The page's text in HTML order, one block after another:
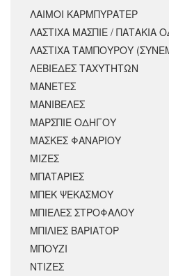
ΛΑΙΜΟΙ ΚΑΡΜΠΥΡΑΤΕΡ
ΛΑΣΤΙΧΑ ΜΑΣΠΙΕ /
ΛΑΣΤΙΧΑ ΤΑΜΠΟΥΡΟΥ
ΛΕΒΙΕΔΕΣ ΤΑΧΥΤΗΤΩΝ
ΜΑΝΕΤΕΣ
ΜΑΝΙΒΕΛΕΣ
ΜΑΡΣΠΙΕ ΟΔΗΓΟΥ
ΜΑΣΚΕΣ ΦΑΝΑΡΙΟΥ
ΜΙΖΕΣ
ΜΠΑΤΑΡΙΕΣ
ΜΠΕΚ ΨΕΚΑΣΜΟΥ
ΜΠΙΕΛΕΣ ΣΤΡΟΦΑΛΟΥ
ΜΠΙΛΙΕΣ ΒΑΡΙΑΤΟΡ
ΜΠΟΥΖΙ
ΝΤΙΖΕΣ